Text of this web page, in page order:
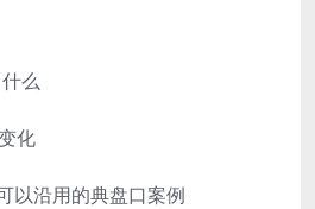
么
化
以沿用的典盘口案例